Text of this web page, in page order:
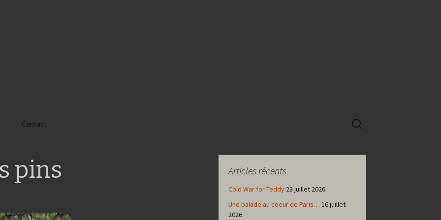
Mac Gregor
Contact
Rechercher :
pins Articles récents
Cold War for Teddy 23 juillet 2026
Une balade au coeur de Paris… 16 juillet
2026